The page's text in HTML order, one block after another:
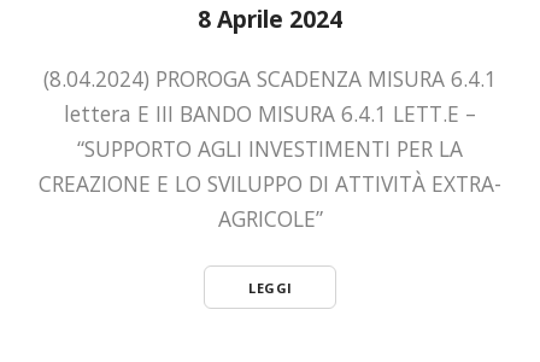
8 Aprile 2024
(8.04.2024) PROROGA SCADENZA MISURA 6.4.1
lettera E III BANDO MISURA 6.4.1 LETT.E –
“SUPPORTO AGLI INVESTIMENTI PER LA
CREAZIONE E LO SVILUPPO DI ATTIVITÀ EXTRA-
AGRICOLE”
LEGGI